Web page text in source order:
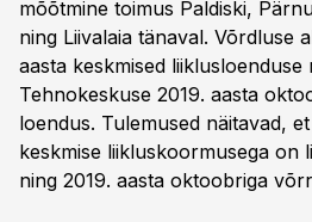
mõõtmine toimus Paldiski,
ning Liivalaia tänaval. Võrdluse
aasta keskmised
Tehnokeskuse 2019. aasta
loendus. Tulemused näitavad,
keskmise liikluskoormusega on
ning 2019. aasta oktoobriga